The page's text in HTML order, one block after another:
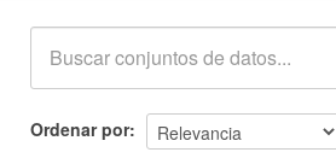
Ordenar por